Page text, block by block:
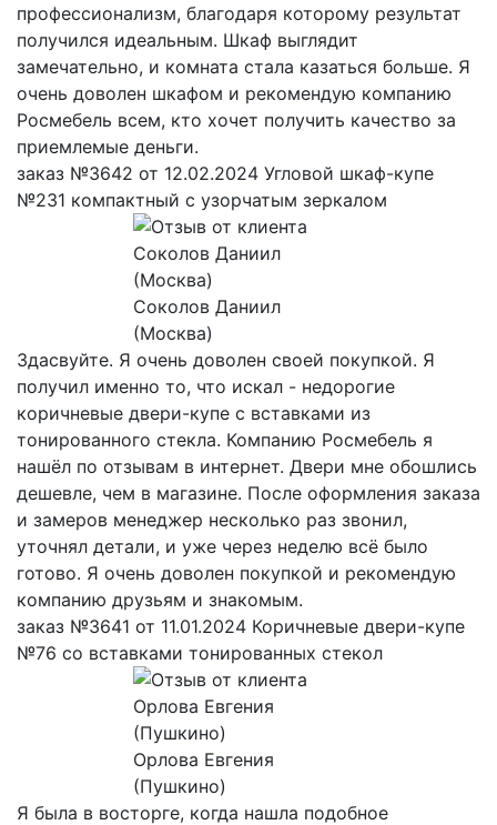
профессионализм, благодаря которому результат
получился идеальным. Шкаф выглядит
замечательно, и комната стала казаться больше. Я
очень доволен шкафом и рекомендую компанию
Росмебель всем, кто хочет получить качество за
приемлемые деньги.
заказ №3642 от 12.02.2024 Угловой шкаф-купе
№231 компактный с узорчатым зеркалом
Соколов Даниил
(Москва)
Здасвуйте. Я очень доволен своей покупкой. Я
получил именно то, что искал - недорогие
коричневые двери-купе с вставками из
тонированного стекла. Компанию Росмебель я
нашёл по отзывам в интернет. Двери мне обошлись
дешевле, чем в магазине. После оформления заказа
и замеров менеджер несколько раз звонил,
уточнял детали, и уже через неделю всё было
готово. Я очень доволен покупкой и рекомендую
компанию друзьям и знакомым.
заказ №3641 от 11.01.2024 Коричневые двери-купе
№76 со вставками тонированных стекол
Орлова Евгения
(Пушкино)
Я была в восторге, когда нашла подобное